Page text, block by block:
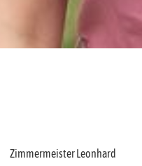
Zimmermeister Leonhard